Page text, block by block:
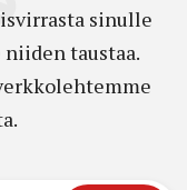
sinulle
taustaa.